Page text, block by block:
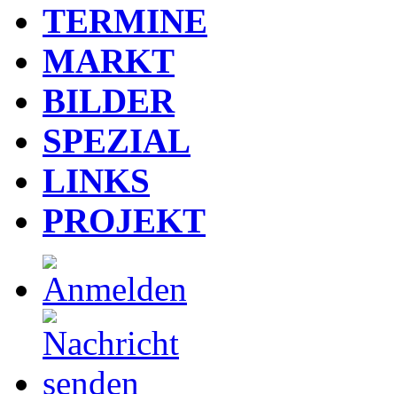
TERMINE
MARKT
BILDER
SPEZIAL
LINKS
PROJEKT